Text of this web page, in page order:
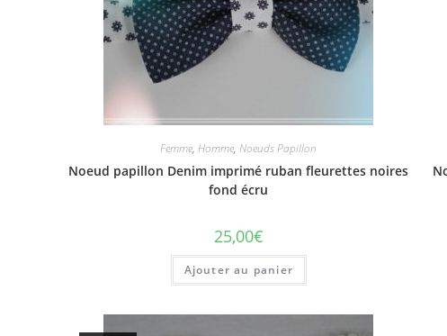
Femme,Homme,Noeuds Papillon
Noeud papillon Denim imprimé ruban fleurettes noires
fond écru
25,00€
Ajouter au panier